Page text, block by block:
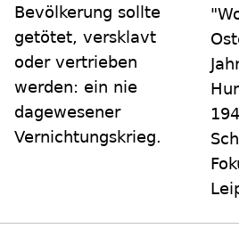
Bevölkerung sollte
getötet, versklavt
oder vertrieben
werden: ein nie
dagewesener
Vernichtungskrieg.